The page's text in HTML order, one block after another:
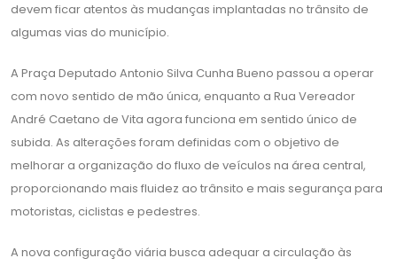
devem ficar atentos às mudanças implantadas no trânsito de
algumas vias do município.
A Praça Deputado Antonio Silva Cunha Bueno passou a operar
com novo sentido de mão única, enquanto a Rua Vereador
André Caetano de Vita agora funciona em sentido único de
subida. As alterações foram definidas com o objetivo de
melhorar a organização do fluxo de veículos na área central,
proporcionando mais fluidez ao trânsito e mais segurança para
motoristas, ciclistas e pedestres.
A nova configuração viária busca adequar a circulação às